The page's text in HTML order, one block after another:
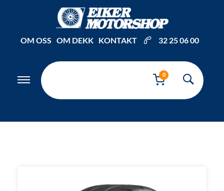
OM OSS OM DEKK KONTAKT 32 25 06 00
0